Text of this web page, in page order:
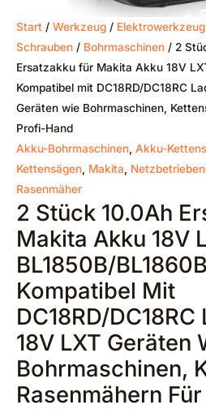
Start / Werkzeug / Elektrowerkzeug
Schrauben / Bohrmaschinen / 2
Ersatzakku für Makita Akku 18V
Kompatibel mit DC18RD/DC18RC
Geräten wie Bohrmaschinen,
Profi-Hand
Akku-Bohrmaschinen Akku-
Kettensägen Makita
Rasenmäher
2 Stück 10.0Ah
Makita Akku 18V
BL1850B/
Kompatibel Mit
DC18RD/
18V LXT Geräten
Bohrmaschinen,
Rasenmähern